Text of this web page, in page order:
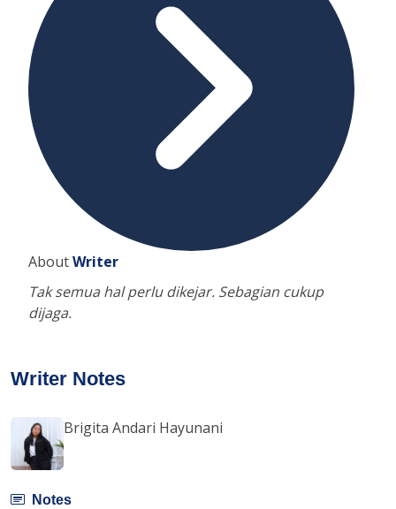
AboutWriter
Tak semua hal perlu dikejar. Sebagian cukup
dijaga.
Writer Notes
Brigita Andari Hayunani
Notes